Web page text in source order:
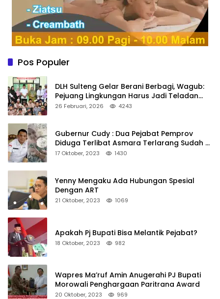
Pos Populer
DLH Sulteng Gelar Berani Berbagi, Wagub:
Pejuang Lingkungan Harus Jadi Teladan
Kepedulian
26 Februari, 2026 4243
Gubernur Cudy : Dua Pejabat Pemprov
Diduga Terlibat Asmara Terlarang Sudah di
Non Job
17 Oktober, 2023 1430
Yenny Mengaku Ada Hubungan Spesial
Dengan ART
21 Oktober, 2023 1069
Apakah Pj Bupati Bisa Melantik Pejabat?
18 Oktober, 2023 982
Wapres Ma’ruf Amin Anugerahi PJ Bupati
Morowali Penghargaan Paritrana Award
20 Oktober, 2023 969